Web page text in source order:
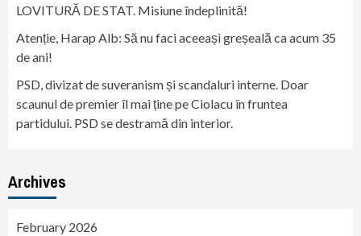
LOVITURĂ DE STAT. Misiune îndeplinită!
Atenție, Harap Alb: Să nu faci aceeași greșeală ca acum 35
de ani!
PSD, divizat de suveranism și scandaluri interne. Doar
scaunul de premier îl mai ține pe Ciolacu în fruntea
partidului. PSD se destramă din interior.
Archives
February 2026